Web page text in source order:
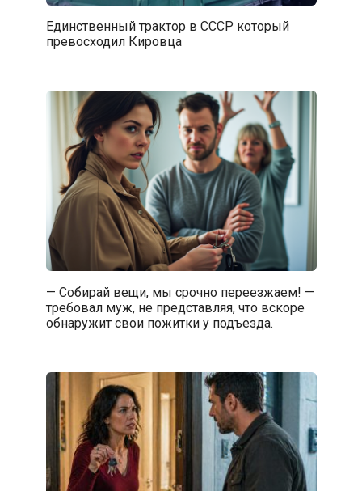
Единственный трактор в СССР который
превосходил Кировца
— Собирай вещи, мы срочно переезжаем! —
требовал муж, не представляя, что вскоре
обнаружит свои пожитки у подъезда.